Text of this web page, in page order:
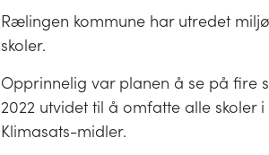
Rælingen kommune har utredet
skoler.
Opprinnelig var planen å se på fire
2022 utvidet til å omfatte alle skoler
Klimasats-midler.